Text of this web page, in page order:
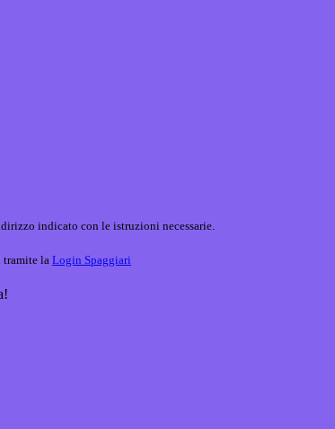
indicato con le istruzioni necessarie.
tramite la Login Spaggiari